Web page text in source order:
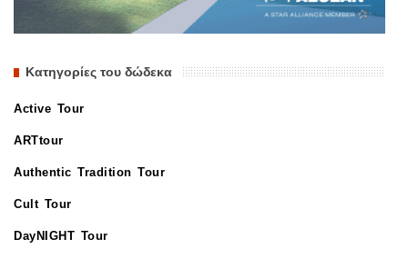
Κατηγορίες του δώδεκα
Active Tour
ARTtour
Authentic Tradition Tour
Cult Tour
DayNIGHT Tour